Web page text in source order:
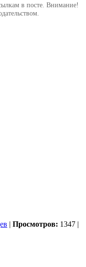
в посте. Внимание!
| Просмотров: 1347 |